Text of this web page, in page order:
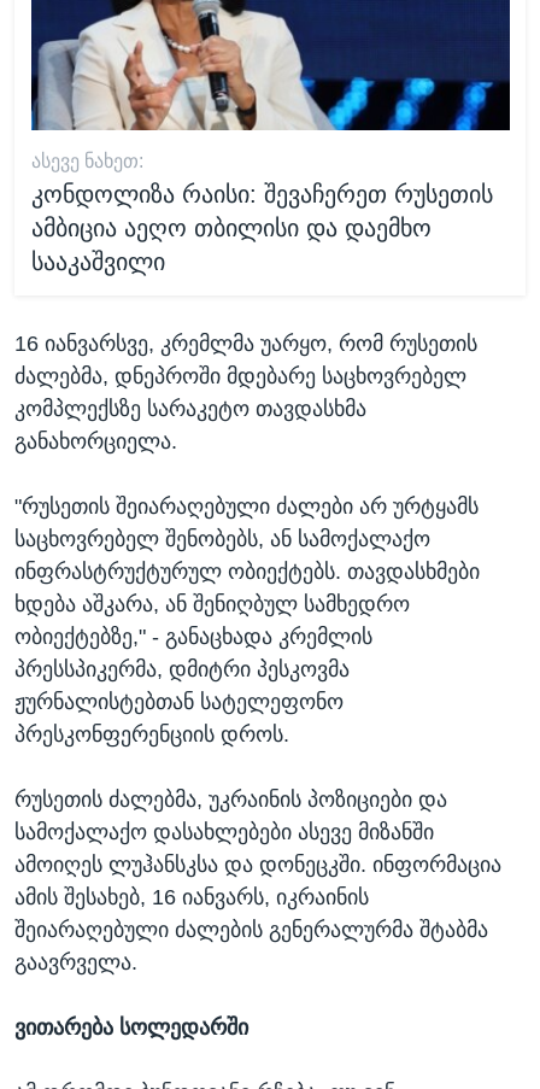
ᲐᲡᲔᲕᲔ ᲜᲐᲮᲔᲗ:
კონდოლიზა რაისი: შევაჩერეთ რუსეთის
ამბიცია აეღო თბილისი და დაემხო
სააკაშვილი
16 იანვარსვე, კრემლმა უარყო, რომ რუსეთის
ძალებმა, დნეპროში მდებარე საცხოვრებელ
კომპლექსზე სარაკეტო თავდასხმა
განახორციელა.
"რუსეთის შეიარაღებული ძალები არ ურტყამს
საცხოვრებელ შენობებს, ან სამოქალაქო
ინფრასტრუქტურულ ობიექტებს. თავდასხმები
ხდება აშკარა, ან შენიღბულ სამხედრო
ობიექტებზე," - განაცხადა კრემლის
პრესსპიკერმა, დმიტრი პესკოვმა
ჟურნალისტებთან სატელეფონო
პრესკონფერენციის დროს.
რუსეთის ძალებმა, უკრაინის პოზიციები და
სამოქალაქო დასახლებები ასევე მიზანში
ამოიღეს ლუჰანსკსა და დონეცკში. ინფორმაცია
ამის შესახებ, 16 იანვარს, იკრაინის
შეიარაღებული ძალების გენერალურმა შტაბმა
გაავრველა.
ვითარება სოლედარში